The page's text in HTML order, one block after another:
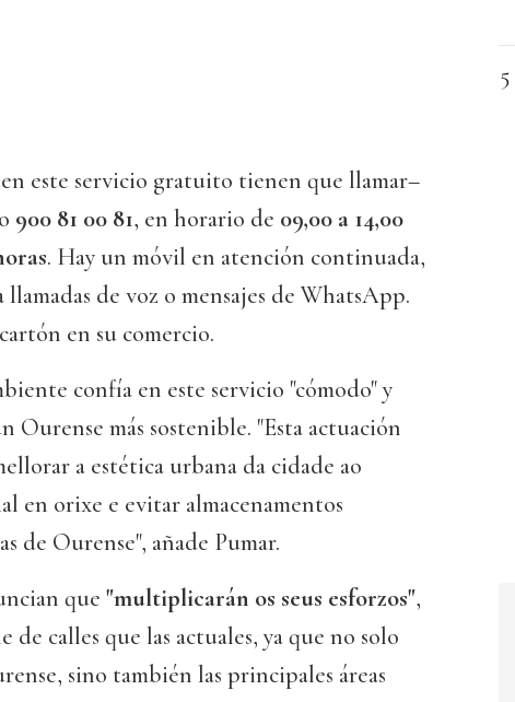
este servicio gratuito tienen que llamar–
900 81 00 81, en horario de 09,00 a 14,00
. Hay un móvil en atención continuada,
llamadas de voz o mensajes de WhatsApp.
en su comercio.
confía en este servicio "cómodo" y
Ourense más sostenible. "Esta actuación
a estética urbana da cidade ao
en orixe e evitar almacenamentos
de Ourense", añade Pumar.
que "multiplicarán os seus esforzos",
de calles que las actuales, ya que no solo
sino también las principales áreas